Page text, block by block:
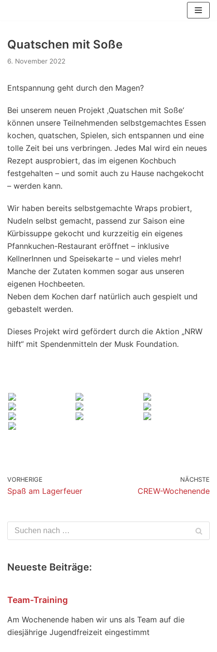
Quatschen mit Soße
6. November 2022
Entspannung geht durch den Magen?
Bei unserem neuen Projekt ‚Quatschen mit Soße‘
können unsere Teilnehmenden selbstgemachtes Essen
kochen, quatschen, Spielen, sich entspannen und eine
tolle Zeit bei uns verbringen. Jedes Mal wird ein neues
Rezept ausprobiert, das im eigenen Kochbuch
festgehalten – und somit auch zu Hause nachgekocht
– werden kann.
Wir haben bereits selbstgemachte Wraps probiert,
Nudeln selbst gemacht, passend zur Saison eine
Kürbissuppe gekocht und kurzzeitig ein eigenes
Pfannkuchen-Restaurant eröffnet – inklusive
KellnerInnen und Speisekarte – und vieles mehr!
Manche der Zutaten kommen sogar aus unseren
eigenen Hochbeeten.
Neben dem Kochen darf natürlich auch gespielt und
gebastelt werden.
Dieses Projekt wird gefördert durch die Aktion „NRW
hilft“ mit Spendenmitteln der Musk Foundation.
VORHERIGE
Spaß am Lagerfeuer
NÄCHSTE
CREW-Wochenende
Neueste Beiträge:
Team-Training
Am Wochenende haben wir uns als Team auf die
diesjährige Jugendfreizeit eingestimmt